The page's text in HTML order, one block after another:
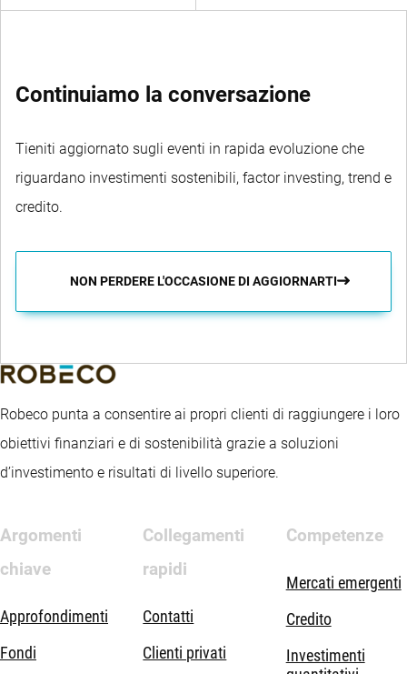
Continuiamo la conversazione
Tieniti aggiornato sugli eventi in rapida evoluzione che
riguardano investimenti sostenibili, factor investing, trend e
credito.
NON PERDERE L'OCCASIONE DI AGGIORNARTI
Robeco punta a consentire ai propri clienti di raggiungere i loro
obiettivi finanziari e di sostenibilità grazie a soluzioni
d’investimento e risultati di livello superiore.
Argomenti
chiave
Approfondimenti
Fondi
Collegamenti
rapidi
Contatti
Clienti privati
Competenze
Mercati emergenti
Credito
Investimenti